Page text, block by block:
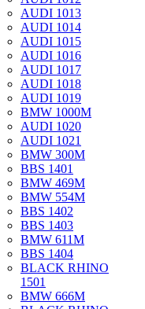
AUDI 1013
AUDI 1014
AUDI 1015
AUDI 1016
AUDI 1017
AUDI 1018
AUDI 1019
BMW 1000M
AUDI 1020
AUDI 1021
BMW 300M
BBS 1401
BMW 469M
BMW 554M
BBS 1402
BBS 1403
BMW 611M
BBS 1404
BLACK RHINO
1501
BMW 666M